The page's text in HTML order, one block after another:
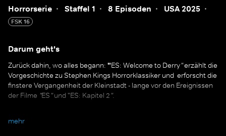
Horrorserie · Staffel 1 · 8 Episoden · USA 2025 ·
FSK 16
Darum geht's
Zurück dahin, wo alles begann: "ES: Welcome to Derry"erzählt die
Vorgeschichte zu Stephen Kings Horrorklassiker und erforscht die
finstere Vergangenheit der Kleinstadt - lange vor den Ereignissen
der Filme "ES"und "ES: Kapitel 2".
Bewohner sehen sich mit verschwundenen Kindern, dunklen
mehr